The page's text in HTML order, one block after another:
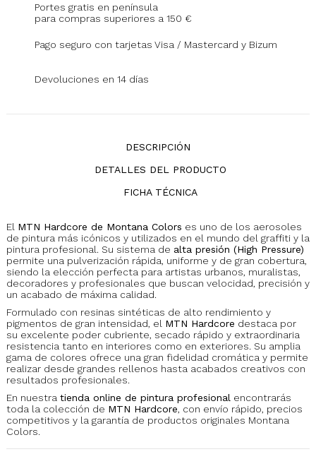
Portes gratis en península
para compras superiores a 150 €
Pago seguro con tarjetas Visa / Mastercard y Bizum
Devoluciones en 14 días
DESCRIPCIÓN
DETALLES DEL PRODUCTO
FICHA TÉCNICA
El MTN Hardcore de Montana Colors es uno de los aerosoles
de pintura más icónicos y utilizados en el mundo del graffiti y la
pintura profesional. Su sistema de alta presión (High Pressure)
permite una pulverización rápida, uniforme y de gran cobertura,
siendo la elección perfecta para artistas urbanos, muralistas,
decoradores y profesionales que buscan velocidad, precisión y
un acabado de máxima calidad.
Formulado con resinas sintéticas de alto rendimiento y
pigmentos de gran intensidad, el MTN Hardcore destaca por
su excelente poder cubriente, secado rápido y extraordinaria
resistencia tanto en interiores como en exteriores. Su amplia
gama de colores ofrece una gran fidelidad cromática y permite
realizar desde grandes rellenos hasta acabados creativos con
resultados profesionales.
En nuestra tienda online de pintura profesional encontrarás
toda la colección de MTN Hardcore, con envío rápido, precios
competitivos y la garantía de productos originales Montana
Colors.